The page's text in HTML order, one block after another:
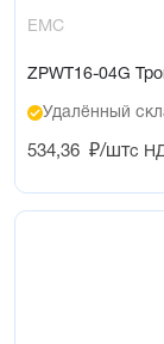
EMC
ZPWT16-04G
Удалённый
534,36 ₽/штс